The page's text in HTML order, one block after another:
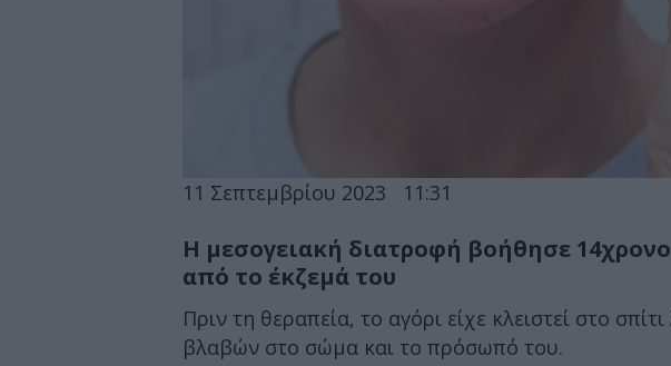
11 Σεπτεμβρίου 2023 11:31
Η μεσογειακή διατροφή βοήθησε
από το έκζεμά του
Πριν τη θεραπεία, το αγόρι είχε κλειστεί στο
βλαβών στο σώμα και το πρόσωπό του.